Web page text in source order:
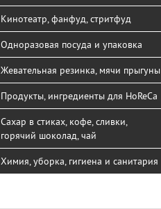
Кинотеатр, фанфуд, стритфуд
Одноразовая посуда и упаковка
Жевательная резинка, мячи прыгуны
Продукты, ингредиенты для HoReCa
Сахар в стиках, кофе, сливки,
горячий шоколад, чай
Химия, уборка, гигиена и санитария